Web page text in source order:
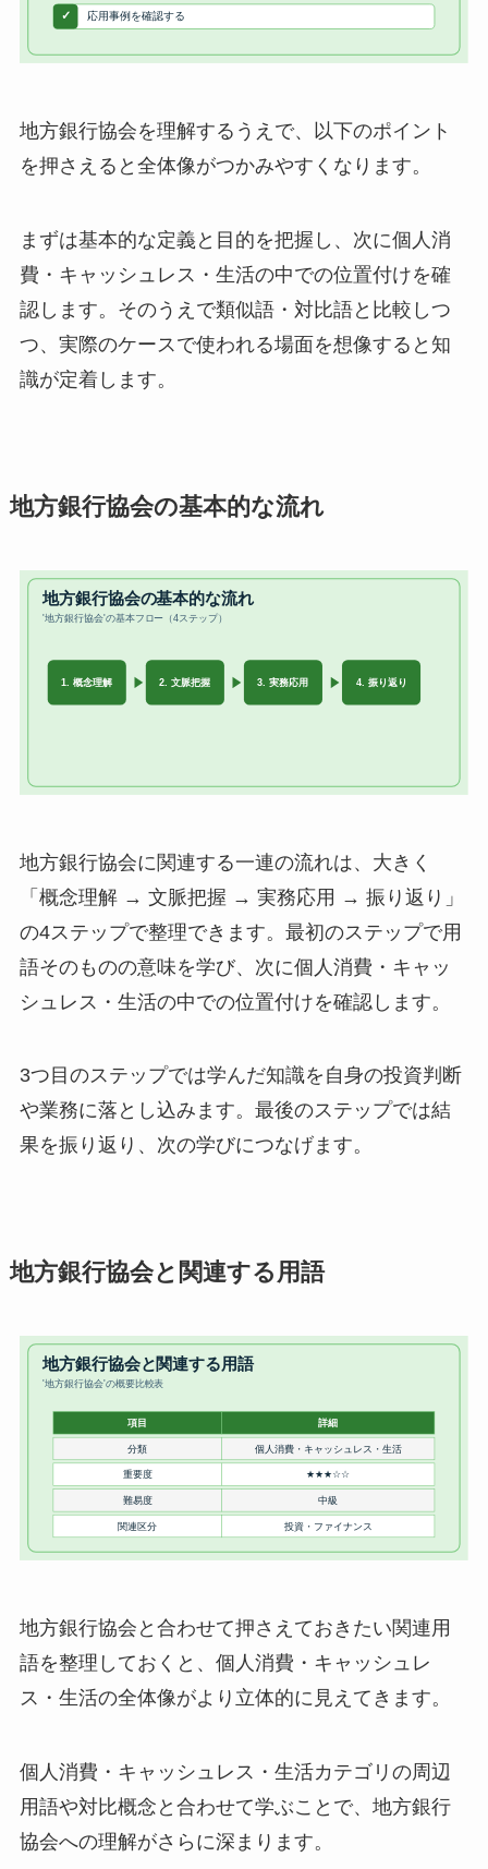
地方銀行協会を理解するうえで、以下のポイント
を押さえると全体像がつかみやすくなります。
まずは基本的な定義と目的を把握し、次に個人消
費・キャッシュレス・生活の中での位置付けを確
認します。そのうえで類似語・対比語と比較しつ
つ、実際のケースで使われる場面を想像すると知
識が定着します。
地方銀行協会の基本的な流れ
地方銀行協会に関連する一連の流れは、大きく
「概念理解 → 文脈把握 → 実務応用 → 振り返り」
の4ステップで整理できます。最初のステップで用
語そのものの意味を学び、次に個人消費・キャッ
シュレス・生活の中での位置付けを確認します。
3つ目のステップでは学んだ知識を自身の投資判断
や業務に落とし込みます。最後のステップでは結
果を振り返り、次の学びにつなげます。
地方銀行協会と関連する用語
地方銀行協会と合わせて押さえておきたい関連用
語を整理しておくと、個人消費・キャッシュレ
ス・生活の全体像がより立体的に見えてきます。
個人消費・キャッシュレス・生活カテゴリの周辺
用語や対比概念と合わせて学ぶことで、地方銀行
協会への理解がさらに深まります。